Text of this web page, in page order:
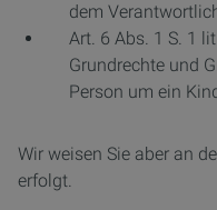
dem
Art. 6 Abs. 1 S. 1
Grundrechte und
Person um ein
Wir weisen Sie aber an
erfolgt.